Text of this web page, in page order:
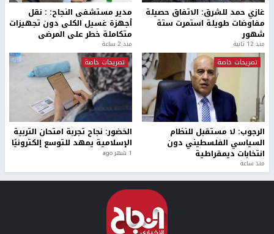
غازي حمد للشرق: الاتفاق حصيلة
مفاوضات طويلة استمرت ستة
شهور
منذ 12 ثانية
مدير مستشفى النجاح: : نقل
أجهزة غسيل الكلى دون تجهيزات
متكاملة خطر على المرضى
منذ 2 ساعة
تصريحات خاصة
الرجوب: لا مستقبل للنظام
السياسي الفلسطيني دون
انتخابات ديمقراطية
منذ ساعة
تصريحات خاصة
الخضور: نجاح تجربة امتحان التربية
الإسلامية يمهد للتوسع إلكترونيًا
1 شهر ago